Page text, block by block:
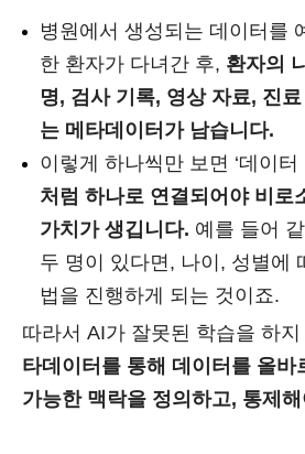
병원에서 생성되는 데이터를
한 환자가 다녀간 후, 환자의
명, 검사 기록, 영상 자료, 진
는 메타데이터가 남습니다.
이렇게 하나씩만 보면 ‘데이터
처럼 하나로 연결되어야 비로
가치가 생깁니다. 예를 들어
두 명이 있다면, 나이, 성별에
법을 진행하게 되는 것이죠.
따라서 AI가 잘못된 학습을 하
타데이터를 통해 데이터를 올바
가능한 맥락을 정의하고, 통제